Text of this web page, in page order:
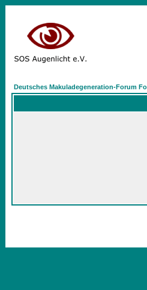
Deutsches Makuladegeneration-Forum